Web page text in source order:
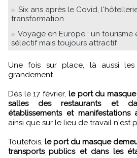
Six ans après le Covid,
transformation
Voyage en Europe : un tourisme
sélectif mais toujours attractif
Une fois sur place, là aussi les restrictions s'allègent
grandement.
Dès le 17 février, le port du
salles des restaurants et
établissements et
ainsi que sur le lieu de travail n'est
Toutefois, le port du masque
transports publics et dans les